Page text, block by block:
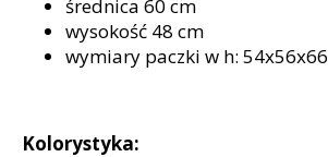
średnica 60 cm
wysokość 48 cm
wymiary paczki w h: 54x56x66
Kolorystyka: